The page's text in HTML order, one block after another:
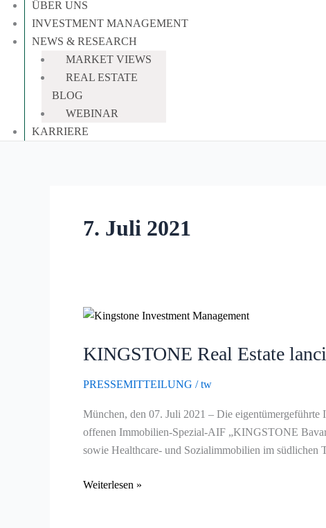
ÜBER UNS
INVESTMENT MANAGEMENT
NEWS & RESEARCH
MARKET VIEWS
REAL ESTATE
BLOG
WEBINAR
KARRIERE
7. Juli 2021
KINGSTONE Real Estate
PRESSEMITTEILUNG /tw
München, den 07. Juli 2021 – Die
offenen Immobilien-Spezial-AIF „KINGSTONE
sowie Healthcare- und Sozialimmobilien im südlichen
KINGSTONE
Estate
Individualfonds
Sparkasse
Weiterlesen »